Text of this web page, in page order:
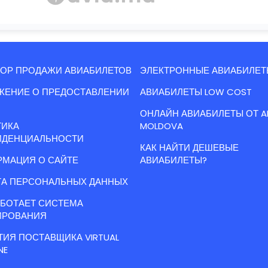
ПРОДАЖИ АВИАБИЛЕТОВ
О ПРЕДОСТАВЛЕНИИ
О САЙТЕ
ПЕРСОНАЛЬНЫХ ДАННЫХ
СИСТЕМА
ПОСТАВЩИКА VIRTUAL
ЭЛЕКТРОННЫЕ
АВИАБИЛЕТЫ LOW COST
ОНЛАЙН АВИАБИЛЕТЫ ОТ
MOLDOVA
КАК НАЙТИ ДЕШЕВЫЕ
АВИАБИЛЕТЫ?